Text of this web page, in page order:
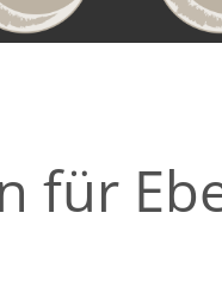
für